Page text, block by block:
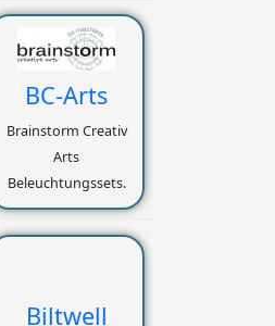
BC-Arts
Brainstorm Creativ
Arts
Beleuchtungssets.
Biltwell